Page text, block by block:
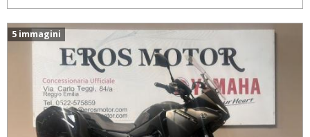
5 immagini